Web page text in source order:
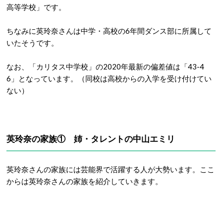
高等学校」です。
ちなみに英玲奈さんは中学・高校の6年間ダンス部に所属して
いたそうです。
なお、「カリタス中学校」の2020年最新の偏差値は「43-4
6」となっています。（同校は高校からの入学を受け付けてい
ない）
英玲奈の家族① 姉・タレントの中山エミリ
英玲奈さんの家族には芸能界で活躍する人が大勢います。ここ
からは英玲奈さんの家族を紹介していきます。